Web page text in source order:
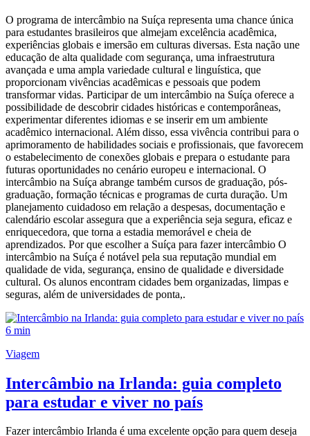
O programa de intercâmbio na Suíça representa uma chance única
para estudantes brasileiros que almejam excelência acadêmica,
experiências globais e imersão em culturas diversas. Esta nação une
educação de alta qualidade com segurança, uma infraestrutura
avançada e uma ampla variedade cultural e linguística, que
proporcionam vivências acadêmicas e pessoais que podem
transformar vidas. Participar de um intercâmbio na Suíça oferece a
possibilidade de descobrir cidades históricas e contemporâneas,
experimentar diferentes idiomas e se inserir em um ambiente
acadêmico internacional. Além disso, essa vivência contribui para o
aprimoramento de habilidades sociais e profissionais, que favorecem
o estabelecimento de conexões globais e prepara o estudante para
futuras oportunidades no cenário europeu e internacional. O
intercâmbio na Suíça abrange também cursos de graduação, pós-
graduação, formação técnicas e programas de curta duração. Um
planejamento cuidadoso em relação a despesas, documentação e
calendário escolar assegura que a experiência seja segura, eficaz e
enriquecedora, que torna a estadia memorável e cheia de
aprendizados. Por que escolher a Suíça para fazer intercâmbio O
intercâmbio na Suíça é notável pela sua reputação mundial em
qualidade de vida, segurança, ensino de qualidade e diversidade
cultural. Os alunos encontram cidades bem organizadas, limpas e
seguras, além de universidades de ponta,.
6 min
Viagem
Intercâmbio na Irlanda: guia completo
para estudar e viver no país
Fazer intercâmbio Irlanda é uma excelente opção para quem deseja